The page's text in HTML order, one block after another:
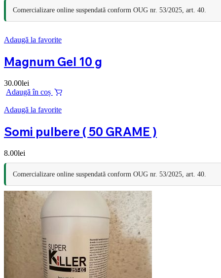
Comercializare online suspendată conform OUG nr. 53/2025, art. 40.
Adaugă la favorite
Magnum Gel 10 g
30.00lei
Adaugă în coș
Adaugă la favorite
Somi pulbere ( 50 GRAME )
8.00lei
Comercializare online suspendată conform OUG nr. 53/2025, art. 40.